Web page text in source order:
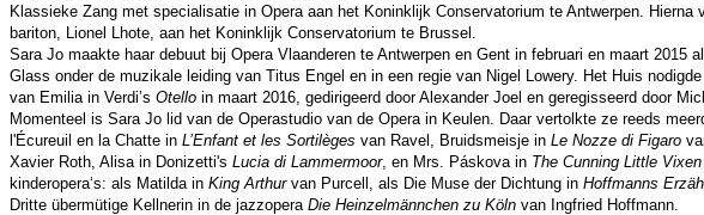
Klassieke Zang met specialisatie in Opera aan het Koninklijk Conservatorium te Antwerpen.
bariton, Lionel Lhote, aan het Koninklijk Conservatorium te Brussel.
Sara Jo maakte haar debuut bij Opera Vlaanderen te Antwerpen en Gent in februari en maart 2015
Glass onder de muzikale leiding van Titus Engel en in een regie van Nigel Lowery. Het Huis
van Emilia in Verdi’s Otello in maart 2016, gedirigeerd door Alexander Joel en geregisseerd door
Momenteel is Sara Jo lid van de Operastudio van de Opera in Keulen. Daar vertolkte ze reeds
l'Écureuil en la Chatte in L’Enfant et les Sortilèges van Ravel, Bruidsmeisje in Le Nozze di Figaro
Xavier Roth, Alisa in Donizetti's Lucia di Lammermoor, en Mrs. Páskova in The Cunning Little Vixen
kinderopera‘s: als Matilda in King Arthurvan Purcell, als Die Muse der Dichtung in Hoffmanns
Dritte übermütige Kellnerin in de jazzopera Die Heinzelmännchen zu Köln van Ingfried Hoffmann.